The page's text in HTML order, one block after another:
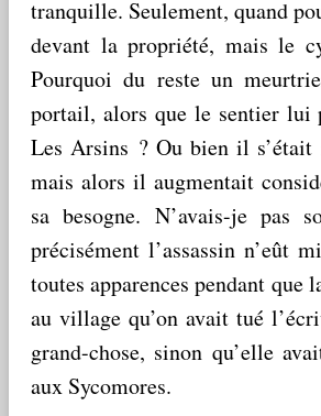
tranquille. Seulement, quand
devant la propriété, mais le
Pourquoi du reste un
portail, alors que le sentier lui
Les Arsins ? Ou bien il
mais alors il augmentait
sa besogne. N’avais-je
précisément l’assassin n’eût
toutes apparences pendant
au village qu’on avait tué
grand-chose, sinon qu’elle
aux Sycomores.